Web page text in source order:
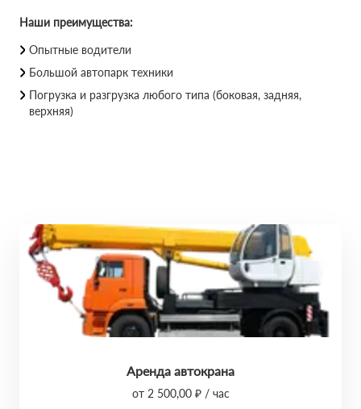
Наши преимущества:
Опытные водители
Большой автопарк техники
Погрузка и разгрузка любого типа (боковая, задняя,
верхняя)
Аренда автокрана
от 2 500,00 ₽ / час